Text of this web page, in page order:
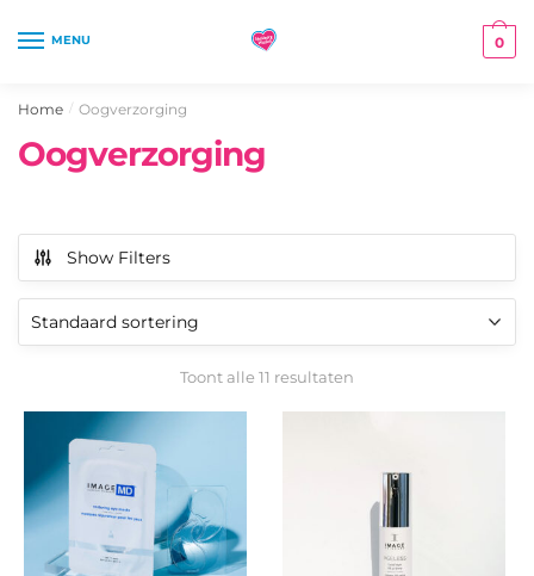
MENU 0
Home / Oogverzorging
Oogverzorging
Show Filters
Toont alle 11 resultaten